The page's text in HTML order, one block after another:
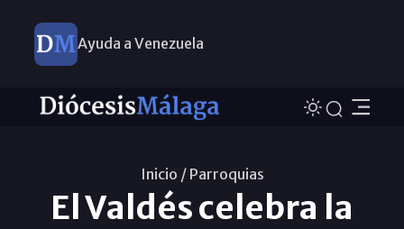
Ayuda a Venezuela
Inicio / Parroquias
El Valdés celebra la